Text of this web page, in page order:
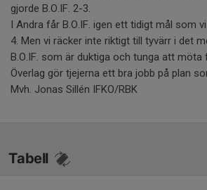
gjorde B.O.IF. 2-3.
I Andra får B.O.IF. igen ett tidigt mål som
4. Men vi räcker inte riktigt till tyvärr i det
B.O.IF. som är duktiga och tunga att möta
Överlag gör tjejerna ett bra jobb på plan
Mvh. Jonas Sillén IFKO/RBK
Tabell